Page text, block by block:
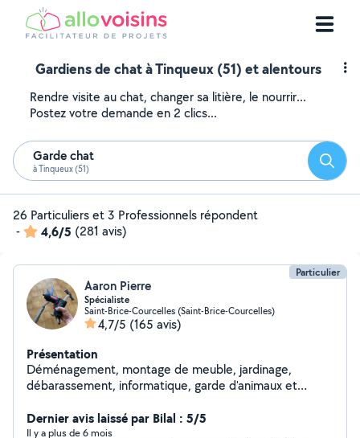
Gardiens de chat à Tinqueux (51) et alentours
Rendre visite au chat, changer sa litière, le nourrir...
Postez votre demande en 2 clics...
Garde chat
à Tinqueux (51)
26 Particuliers et 3 Professionnels répondent
-
4,6/5 (281 avis)
Particulier
Aaron Pierre
Spécialiste
Saint-Brice-Courcelles (Saint-Brice-Courcelles)
4,7/5 (165 avis)
Présentation
Déménagement, montage de meuble, jardinage,
débarassement, informatique, garde d'animaux et
quelque chose, je sais presque tout faire et même si je
ne sais pas le faire, je trouverai quelqu'un pour vous
Dernier avis laissé par Bilal : 5/5
Il y a plus de 6 mois